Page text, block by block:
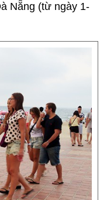
Nẵng (từ ngày 1-